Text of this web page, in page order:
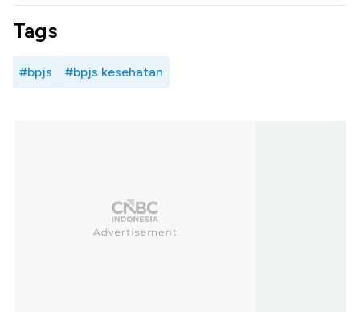
Tags
#bpjs #bpjs kesehatan